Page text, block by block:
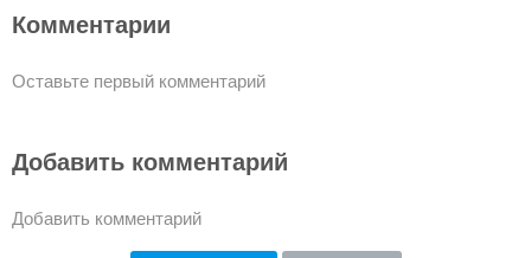
Комментарии
Оставьте первый комментарий
Добавить комментарий
Добавить комментарий